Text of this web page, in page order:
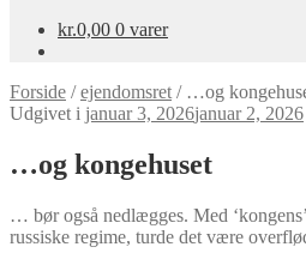
kr.0,00 0 varer
Forside /ejendomsret / …og
Udgivet i januar 3, 2026januar 2, 2026
…og kongehuset
… bør også nedlægges. Med
russiske regime, turde det være